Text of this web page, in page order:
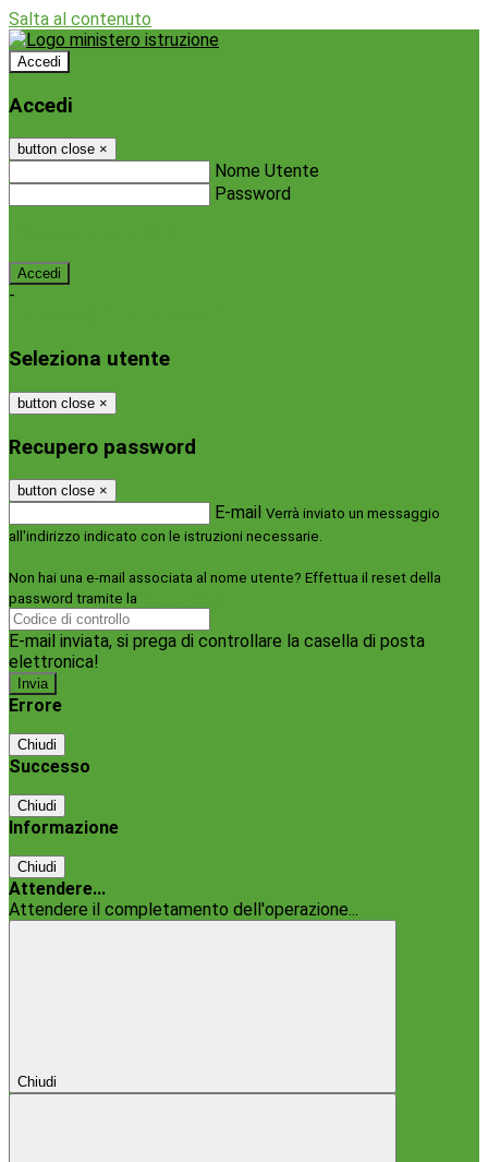
Salta al contenuto
Accedi
Accedi
button close ×
Nome Utente
Password
-
Seleziona utente
button close ×
Recupero password
button close ×
E-mail Verrà inviato un messaggio
all'indirizzo indicato con le istruzioni necessarie.
Non hai una e-mail associata al nome utente? Effettua il reset della
password tramite la
E-mail inviata, si prega di controllare la casella di posta
elettronica!
Errore
Chiudi
Successo
Chiudi
Informazione
Chiudi
Attendere...
Attendere il completamento dell'operazione...
Chiudi